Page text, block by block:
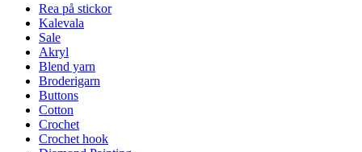
Rea på stickor
Kalevala
Sale
Akryl
Blend yarn
Broderigarn
Buttons
Cotton
Crochet
Crochet hook